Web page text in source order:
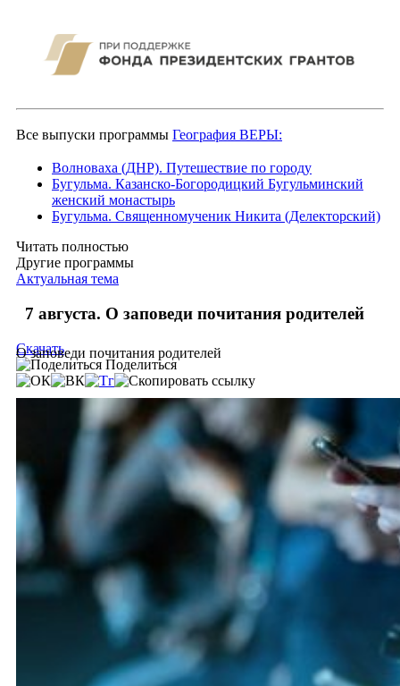
Все выпуски программы География ВЕРЫ:
Волноваха (ДНР). Путешествие по городу
Бугульма. Казанско-Богородицкий Бугульминский
женский монастырь
Бугульма. Священномученик Никита (Делекторский)
Читать полностью
Другие программы
Актуальная тема
7 августа. О заповеди почитания родителей
О заповеди почитания родителей
Скачать
Поделиться